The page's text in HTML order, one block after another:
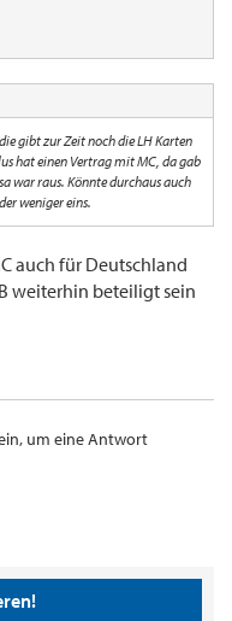
gibt zur Zeit noch die LH Karten
hat einen Vertrag mit MC, da gab
war raus. Könnte durchaus auch
weniger eins.
auch für Deutschland
weiterhin beteiligt sein
um eine Antwort